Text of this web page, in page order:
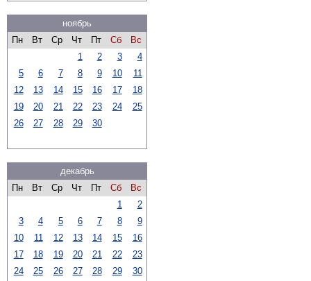
ноябрь
Пн
Вт Ср Чт Пт Сб
Вс
1
2 3
4
5
6 7 8 9 10
11
12
13 14 15 16 17
18
19
20 21 22 23 24
25
26
27 28 29 30
декабрь
Пн
Вт Ср Чт Пт Сб
Вс
1
2
3
4 5 6 7 8
9
10
11 12 13 14 15
16
17
18 19 20 21 22
23
24
25 26 27 28 29
30